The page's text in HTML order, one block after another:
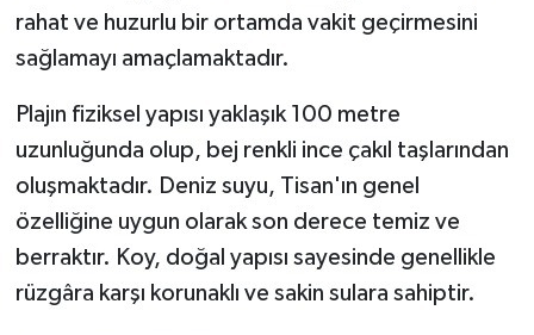
rahat ve huzurlu bir ortamda vakit geçirmesini
sağlamayı amaçlamaktadır.
Plajın fiziksel yapısı yaklaşık 100 metre
uzunluğunda olup, bej renkli ince çakıl taşlarından
oluşmaktadır. Deniz suyu, Tisan'ın genel
özelliğine uygun olarak son derece temiz ve
berraktır. Koy, doğal yapısı sayesinde genellikle
rüzgâra karşı korunaklı ve sakin sulara sahiptir.